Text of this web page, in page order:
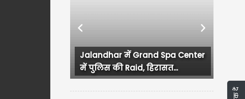
महाराष्ट्र के उपमुख्यमंत्री एकनाथ
शिंदे ने प्रधानमंत्री...
Previous Next